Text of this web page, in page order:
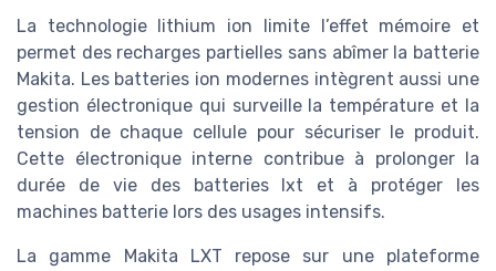
La technologie lithium ion limite l’effet mémoire et
permet des recharges partielles sans abîmer la batterie
Makita. Les batteries ion modernes intègrent aussi une
gestion électronique qui surveille la température et la
tension de chaque cellule pour sécuriser le produit.
Cette électronique interne contribue à prolonger la
durée de vie des batteries lxt et à protéger les
machines batterie lors des usages intensifs.
La gamme Makita LXT repose sur une plateforme